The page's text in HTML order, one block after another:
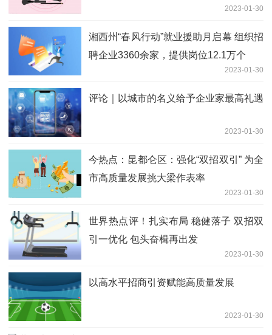
2023-01-30
湘西州“春风行动”就业援助月启幕 组织招
聘企业3360余家，提供岗位12.1万个
2023-01-30
评论｜以城市的名义给予企业家最高礼遇
2023-01-30
今热点：昆都仑区：强化“双招双引” 为全
市高质量发展挑大梁作表率
2023-01-30
世界热点评！扎实布局 稳健落子 双招双
引一优化 包头奋楫再出发
2023-01-30
以高水平招商引资赋能高质量发展
2023-01-30